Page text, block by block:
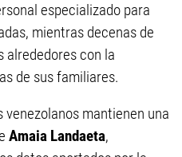
especializado para
mientras decenas de
alrededores con la
de sus familiares.
mantienen una
Amaia Landaeta,